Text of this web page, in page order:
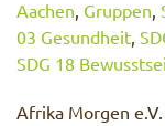
Aachen, Gruppen,
03 Gesundheit,
SDG 18
Afrika Morgen